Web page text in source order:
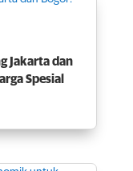
Jakarta dan
Spesial